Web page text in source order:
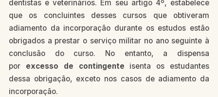
dentistas e veterinários. Em seu artigo 4º, estabelece
que os concluintes desses cursos que obtiveram
adiamento da incorporação durante os estudos estão
obrigados a prestar o serviço militar no ano seguinte à
conclusão do curso. No entanto, a dispensa
por excesso de contingente isenta os estudantes
dessa obrigação, exceto nos casos de adiamento da
incorporação.